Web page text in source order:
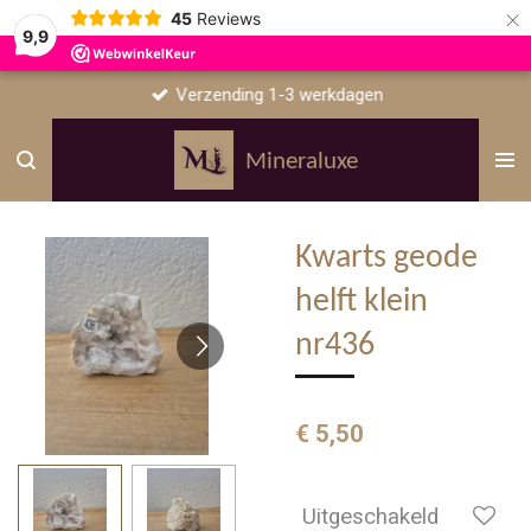
9,9
45 Reviews ×
Mineraluxe
Verzending 1-3 werkdagen
Kwarts geode
helft klein
nr436
€ 5,50
Uitgeschakeld